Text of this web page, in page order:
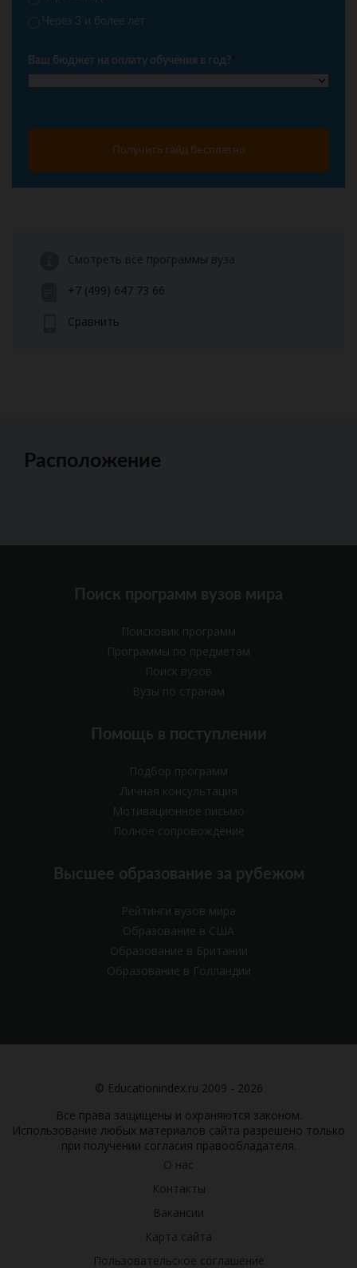
Через 3 и более лет
Ваш бюджет на оплату обучения в год?*
Получить гайд бесплатно
Смотреть все программы вуза
+7 (499) 647 73 66
Сравнить
Расположение
Поиск программ вузов мира
Поисковик программ
Программы по предметам
Поиск вузов
Вузы по странам
Помощь в поступлении
Подбор программ
Личная консультация
Мотивационное письмо
Полное сопровождение
Высшее образование за рубежом
Рейтинги вузов мира
Образование в США
Образование в Британии
Образование в Голландии
© Educationindex.ru 2009 - 2026
Все права защищены и охраняются законом.
Использование любых материалов сайта разрешено только
при получении согласия правообладателя.
О нас
Контакты
Вакансии
Карта сайта
Пользовательское соглашение